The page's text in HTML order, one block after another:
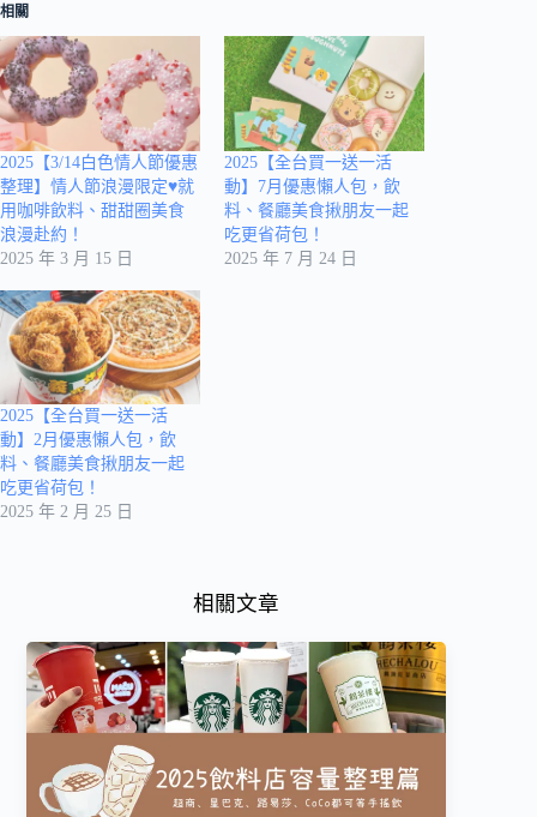
相關
2025【3/14白色情人節優惠
整理】情人節浪漫限定♥就
用咖啡飲料、甜甜圈美食
浪漫赴約！
2025 年 3 月 15 日
2025【全台買一送一活
動】7月優惠懶人包，飲
料、餐廳美食揪朋友一起
吃更省荷包！
2025 年 7 月 24 日
2025【全台買一送一活
動】2月優惠懶人包，飲
料、餐廳美食揪朋友一起
吃更省荷包！
2025 年 2 月 25 日
相關文章